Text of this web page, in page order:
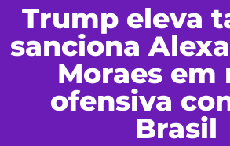
Trump eleva
sanciona
Moraes em
ofensiva
Brasil